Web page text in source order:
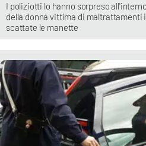
I poliziotti lo hanno sorpreso
della donna vittima di maltrattamenti
scattate le manette